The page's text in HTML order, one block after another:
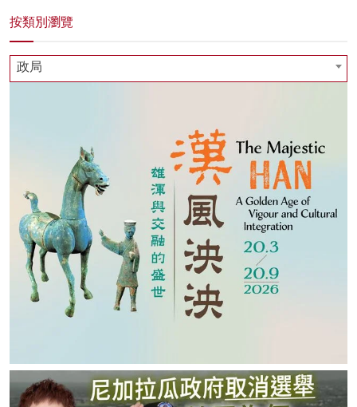
按類別瀏覽
政局